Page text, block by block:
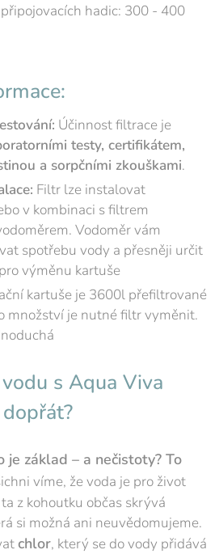
hadic: 300 - 400
Účinnost filtrace je
testy, certifikátem,
a sorpčními zkouškami.
Filtr lze instalovat
v kombinaci s filtrem
Vodoměr vám
spotřebu vody a přesněji určit
výměnu kartuše
kartuše je 3600l přefiltrované
množství je nutné filtr vyměnit.
s Aqua Viva
je základ – a nečistoty? To
víme, že voda je pro život
z kohoutku občas skrývá
si možná ani neuvědomujeme.
chlor, který se do vody přidává